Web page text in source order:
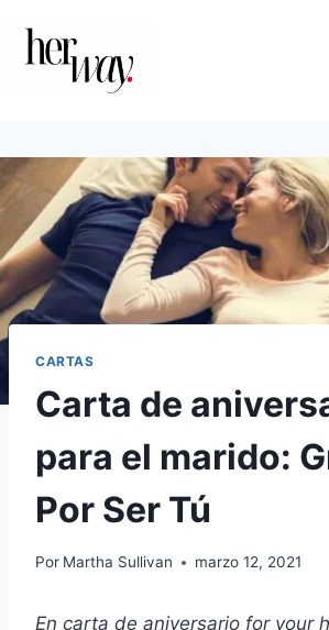
contenido
CARTAS
Carta de
para el marido:
Por Ser Tú
Por Martha Sullivan marzo 12, 2021
En carta de aniversario for your